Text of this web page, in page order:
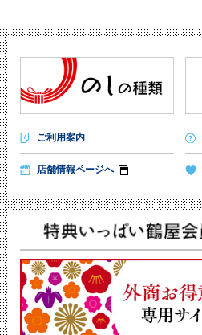
ご利用案内
店舗情報ページへ